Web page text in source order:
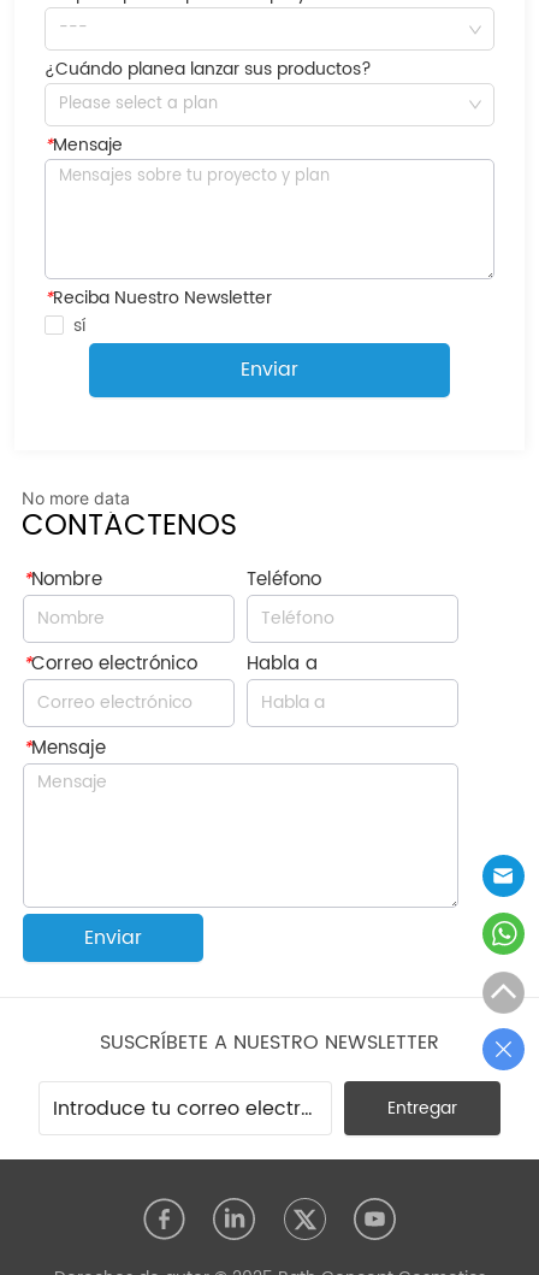
---
¿Cuándo planea lanzar sus productos?
Please select a plan
*Mensaje
*Reciba Nuestro Newsletter
sí
Enviar
No more data
CONTÁCTENOS
*Nombre Teléfono
*Correo electrónico Habla a
*Mensaje
Enviar
SUSCRÍBETE A NUESTRO NEWSLETTER
Entregar